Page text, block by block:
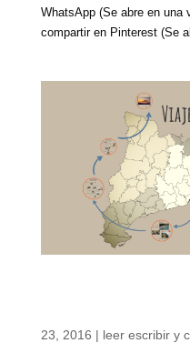
WhatsApp (Se abre en una
compartir en Pinterest (Se
23, 2016 | leer escribir y